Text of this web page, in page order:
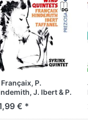
P.
J. Ibert & P.
-
€ *